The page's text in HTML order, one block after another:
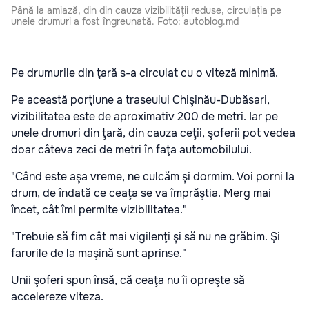
Până la amiază, din din cauza vizibilităţii reduse, circulația pe
unele drumuri a fost îngreunată. Foto: autoblog.md
Pe drumurile din ţară s-a circulat cu o viteză minimă.
Pe această porţiune a traseului Chişinău-Dubăsari,
vizibilitatea este de aproximativ 200 de metri. Iar pe
unele drumuri din ţară, din cauza ceţii, şoferii pot vedea
doar câteva zeci de metri în faţa automobilului.
"Când este aşa vreme, ne culcăm şi dormim. Voi porni la
drum, de îndată ce ceaţa se va împrăştia. Merg mai
încet, cât îmi permite vizibilitatea."
"Trebuie să fim cât mai vigilenţi şi să nu ne grăbim. Şi
farurile de la maşină sunt aprinse."
Unii şoferi spun însă, că ceaţa nu îi opreşte să
accelereze viteza.